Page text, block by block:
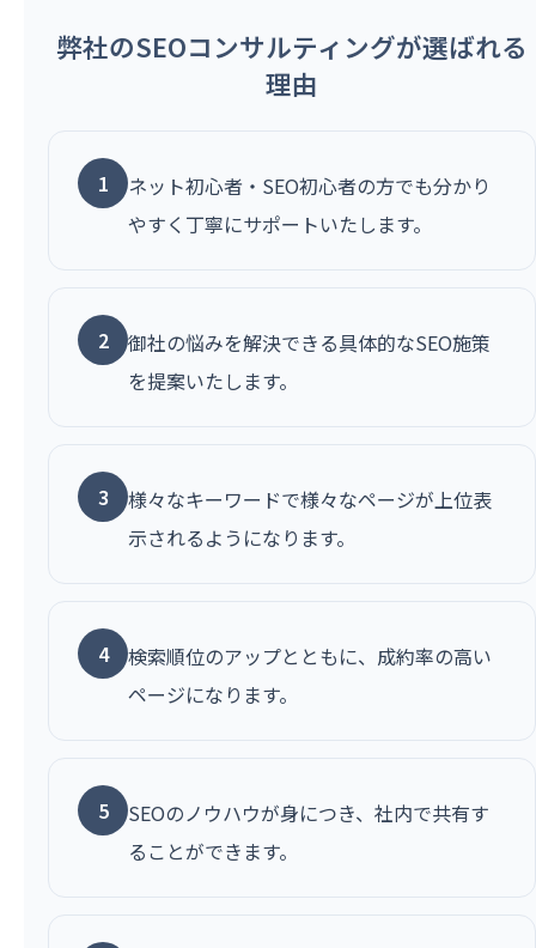
弊社のSEOコンサルティングが選ばれる
理由
1
ネット初心者・SEO初心者の方でも分かり
やすく丁寧にサポートいたします。
2
御社の悩みを解決できる具体的なSEO施策
を提案いたします。
3
様々なキーワードで様々なページが上位表
示されるようになります。
4
検索順位のアップとともに、成約率の高い
ページになります。
5
SEOのノウハウが身につき、社内で共有す
ることができます。